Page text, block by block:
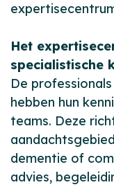
Het
specialistische
De
hebben hun
teams. Deze
dementie of
advies,